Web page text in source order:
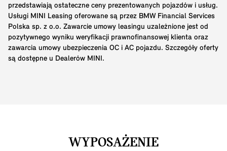
przedstawiają ostateczne ceny prezentowanych pojazdów i usług.
Usługi MINI Leasing oferowane są przez BMW Financial Services
Polska sp. z o.o. Zawarcie umowy leasingu uzależnione jest od
pozytywnego wyniku weryfikacji prawnofinansowej klienta oraz
zawarcia umowy ubezpieczenia OC i AC pojazdu. Szczegóły oferty
są dostępne u Dealerów MINI.
WYPOSAŻENIE